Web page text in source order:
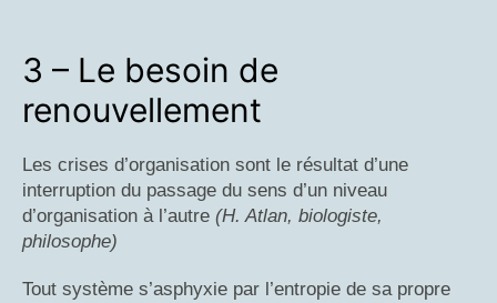
3 – Le besoin de
renouvellement
Les crises d’organisation sont le résultat d’une
interruption du passage du sens d’un niveau
d’organisation à l’autre (H. Atlan, biologiste,
philosophe)
Tout système s’asphyxie par l’entropie de sa propre